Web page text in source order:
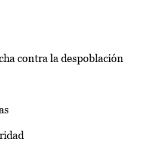
contra la despoblación